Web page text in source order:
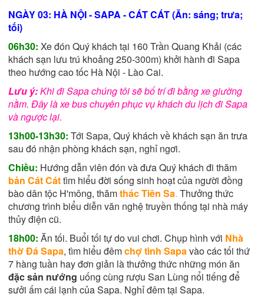
NGÀY 03: HÀ NỘI - SAPA - CÁT CÁT (Ăn: sáng; trưa;
tối)
06h30: Xe đón Quý khách tại 160 Trần Quang Khải (các
khách sạn lưu trú khoảng 250-300m) khởi hành đi Sapa
theo hướng cao tốc Hà Nội - Lào Cai.
Lưu ý:Khi đi Sapa chúng tôi sẽ bố trí đi bằng xe giường
nằm. Đây là xe bus chuyên phục vụ khách du lịch đi Sapa
và ngược lại.
13h00-13h30: Tới Sapa, Quý khách về khách sạn ăn trưa
sau đó nhận phòng khách sạn, nghỉ ngơi.
Chiều: Hướng dẫn viên đón và đưa Quý khách đi thăm
bản Cát Cáttìm hiểu đời sống sinh hoạt của người đồng
bào dân tộc H'mông, thămthác Tiên Sa. Thưởng thức
chương trình biểu diễn văn nghệ truyền thống tại nhà máy
thủy điện cũ.
18h00: Ăn tối. Buổi tối tự do vui chơi. Chụp hình với Nhà
thờ Đá Sapa, tìm hiểu đêmchợ tình Sapavào các tối thứ
7 hàng tuần hay đơn giản là thưởng thức những món ăn
đặc sản nướng uống cùng rượu San Lùng nổi tiếng để
sưởi ấm cái lạnh của Sapa. Nghỉ đêm tại Sapa.